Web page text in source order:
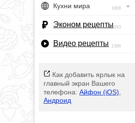
Кухни мира 1968
Эконом рецепты393
Видео рецепты 1396
Как добавить ярлык на
главный экран Вашего
телефона: Айфон (iOS)
Андроид